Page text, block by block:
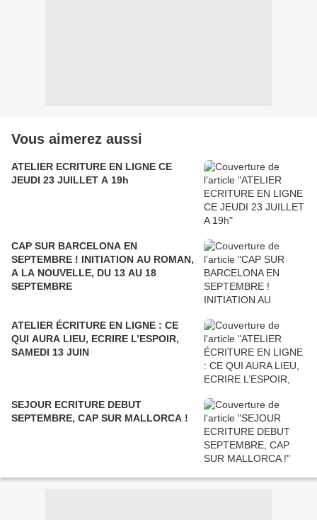
Vous aimerez aussi
ATELIER ECRITURE EN LIGNE CE
JEUDI 23 JUILLET A 19h
CAP SUR BARCELONA EN
SEPTEMBRE ! INITIATION AU ROMAN,
A LA NOUVELLE, DU 13 AU 18
SEPTEMBRE
ATELIER ÉCRITURE EN LIGNE : CE
QUI AURA LIEU, ECRIRE L’ESPOIR,
SAMEDI 13 JUIN
SEJOUR ECRITURE DEBUT
SEPTEMBRE, CAP SUR MALLORCA !